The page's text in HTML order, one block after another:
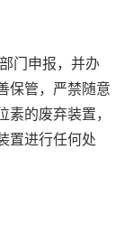
门申报，并办
保管，严禁随意
的废弃装置，
置进行任何处